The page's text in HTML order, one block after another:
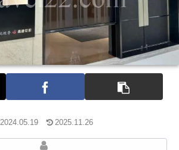
2024.05.19 2025.11.26